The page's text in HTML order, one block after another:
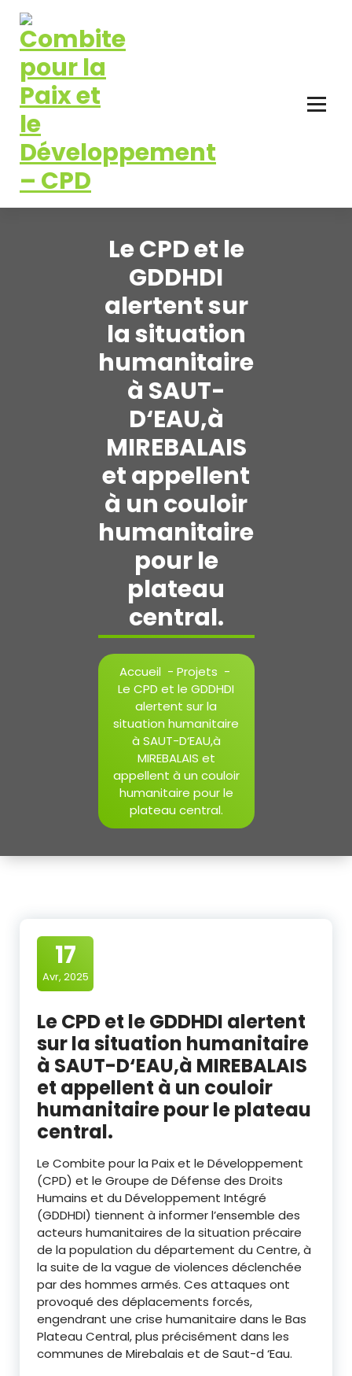
contenu
Le CPD et le
GDDHDI
alertent sur
la situation
humanitaire
à SAUT-
D‘EAU,à
MIREBALAIS
et appellent
à un couloir
humanitaire
pour le
plateau
central.
Accueil- Projets -
Le CPD et le GDDHDI
alertent sur la
situation humanitaire
à SAUT-D‘EAU,à
MIREBALAIS et
appellent à un couloir
humanitaire pour le
plateau central.
17
Avr, 2025
Le CPD et le GDDHDI alertent
sur la situation humanitaire
à SAUT-D‘EAU,à MIREBALAIS
et appellent à un couloir
humanitaire pour le plateau
central.
Le Combite pour la Paix et le Développement
(CPD) et le Groupe de Défense des Droits
Humains et du Développement Intégré
(GDDHDI) tiennent à informer l’ensemble des
acteurs humanitaires de la situation précaire
de la population du département du Centre, à
la suite de la vague de violences déclenchée
par des hommes armés. Ces attaques ont
provoqué des déplacements forcés,
engendrant une crise humanitaire dans le Bas
Plateau Central, plus précisément dans les
communes de Mirebalais et de Saut-d ‘Eau.